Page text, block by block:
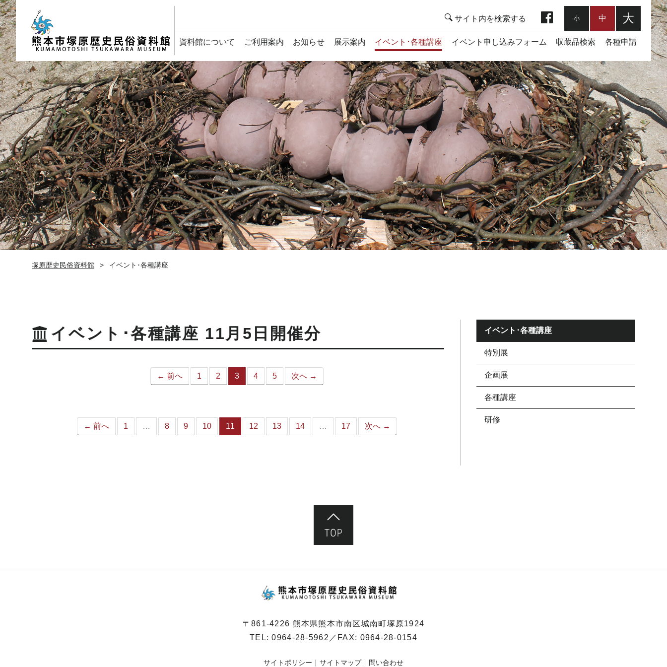
資料館について ご利用案内 お知らせ 展示案内 イベント･各種講座 イベント申し込みフォーム 収蔵品検索 各種申請
小 中 大
塚原歴史民俗資料館 イベント･各種講座
イベント･各種講座 11月5日開催分
← 前へ 1 2 3
（こ
ジ）
4 5 次へ →
← 前へ 1 … 8 9 10 11
（こ
12 13 14 … 17 次へ →
イベント･各種講座
特別展
企画展
各種講座
研修
〒861-4226 熊本県熊本市南区城南町塚原1924
TEL:0964-28-5962 ／FAX: 0964-28-0154
サイトポリシー サイトマップ 問い合わせ